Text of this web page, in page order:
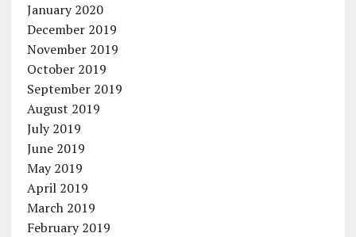
January 2020
December 2019
November 2019
October 2019
September 2019
August 2019
July 2019
June 2019
May 2019
April 2019
March 2019
February 2019